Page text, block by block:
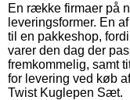
En række firmaer på
leveringsformer. En
til en pakkeshop,
varer den dag der
fremkommelig, samt
for levering ved køb
Twist Kuglepen Sæt.